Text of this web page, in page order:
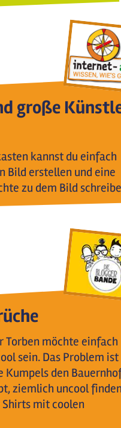
große
kannst du einfach
Bild erstellen und eine
zu dem Bild
Torben möchte einfach
sein. Das Problem ist
Kumpels den
ziemlich uncool
Shirts mit coolen